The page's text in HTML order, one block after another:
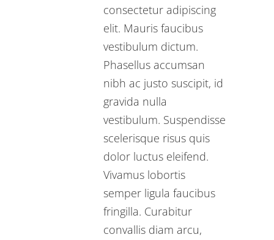
consectetur adipiscing
elit. Mauris faucibus
vestibulum dictum.
Phasellus accumsan
nibh ac justo suscipit, id
gravida nulla
vestibulum. Suspendisse
scelerisque risus quis
dolor luctus eleifend.
Vivamus lobortis
semper ligula faucibus
fringilla. Curabitur
convallis diam arcu,